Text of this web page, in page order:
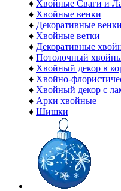
♦ Хвойные Сваги и
♦ Хвойные венки
♦ Декоративные венки
♦ Хвойные ветки
♦ Декоративные
♦ Потолочный
♦ Хвойный декор в
♦ Хвойно-
♦ Хвойный декор с
♦ Арки хвойные
♦ Шишки